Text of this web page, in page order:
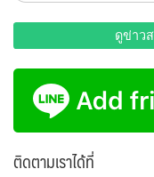
สำหรับ:
ดูข่าว
ติดตามเราได้ที่